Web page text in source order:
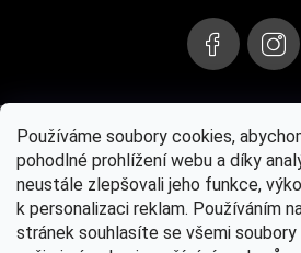
Používáme soubory cookies,
pohodlné prohlížení webu a díky
neustále zlepšovali jeho funkce,
k personalizaci reklam. Používáním
stránek souhlasíte se všemi
Instagram
Paul Mitchell® oficiální web MYONE